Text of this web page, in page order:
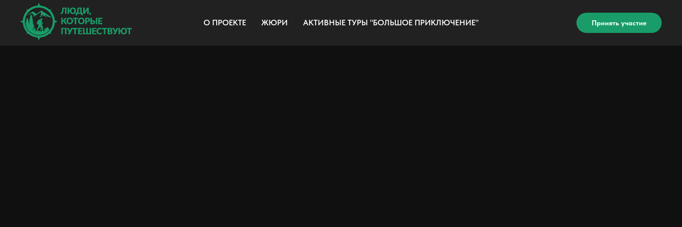
О ПРОЕКТЕ ЖЮРИ АКТИВНЫЕ ТУРЫ "БОЛЬШОЕ ПРИКЛЮЧЕНИЕ" Принять участие